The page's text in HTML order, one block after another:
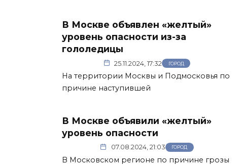
В Москве объявлен «желтый»
уровень опасности из-за
гололедицы
25.11.2024, 17:32 ГОРОД
На территории Москвы и Подмосковья по
причине наступившей
В Москве объявили «желтый»
уровень опасности
07.08.2024, 21:03 ГОРОД
В Московском регионе по причине грозы